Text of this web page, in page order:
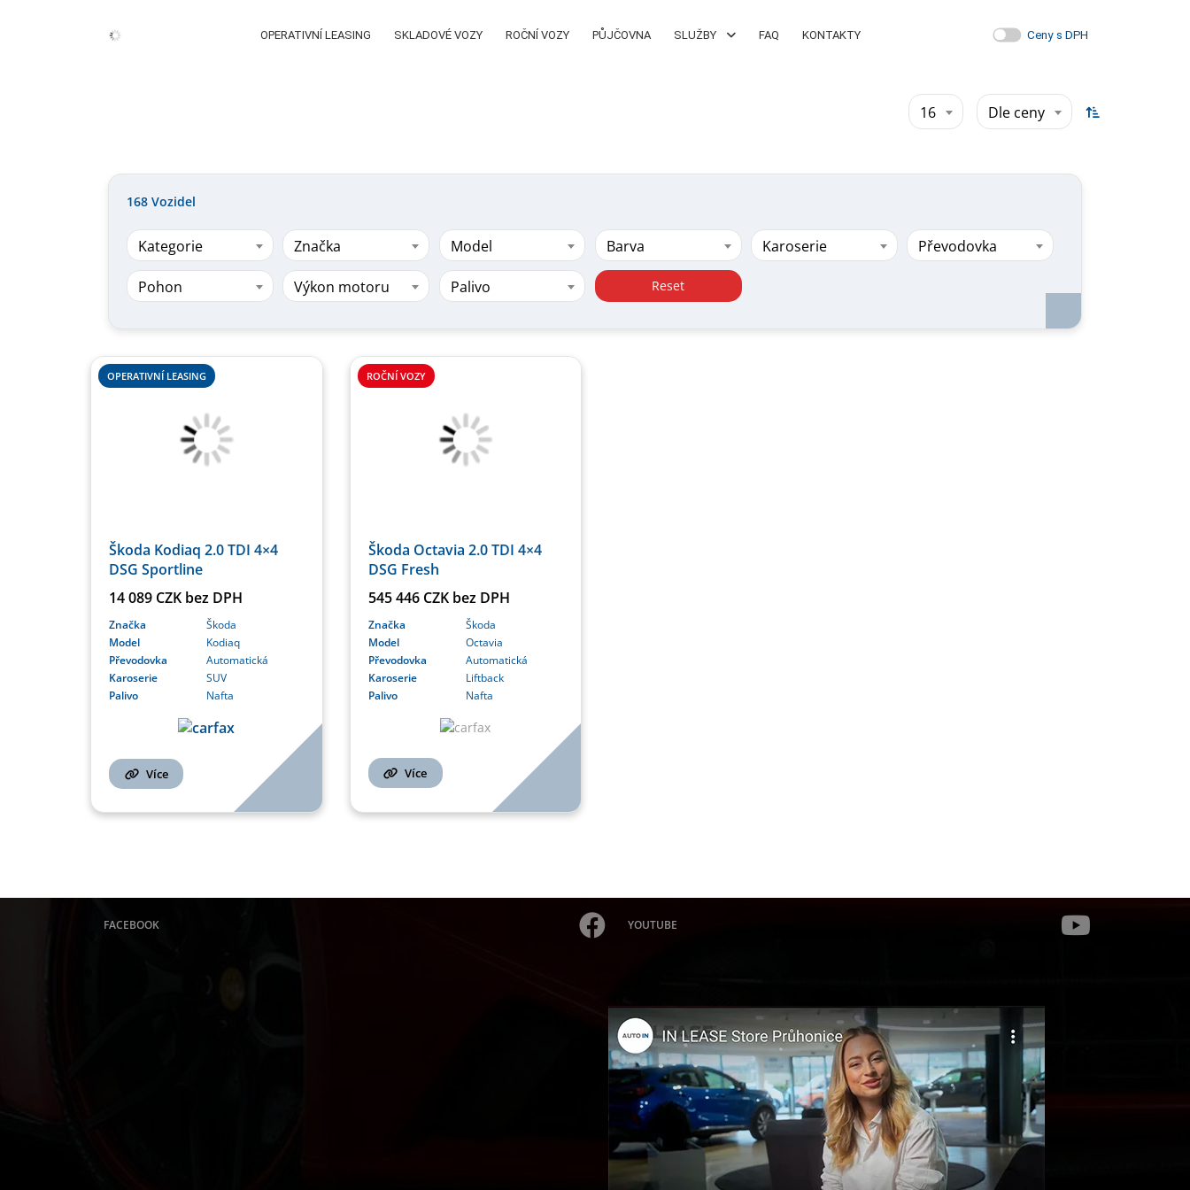
OPERATIVNÍ LEASING SKLADOVÉ VOZY ROČNÍ VOZY PŮJČOVNA SLUŽBY FAQ KONTAKTY Ceny s DPH
16 Dle ceny
168 Vozidel
Kategorie Značka Model Barva Karoserie Převodovka
Pohon Výkon motoru Palivo Reset
OPERATIVNÍ LEASING
Škoda Kodiaq 2.0 TDI 4×4
DSG Sportline
14 089 CZK bez DPH
Značka
Škoda
Model
Kodiaq
Převodovka
Automatická
Karoserie
SUV
Palivo
Nafta
Více
ROČNÍ VOZY
Škoda Octavia 2.0 TDI 4×4
DSG Fresh
545 446 CZK bez DPH
Značka
Škoda
Model
Octavia
Převodovka
Automatická
Karoserie
Liftback
Palivo
Nafta
Více
FACEBOOK YOUTUBE